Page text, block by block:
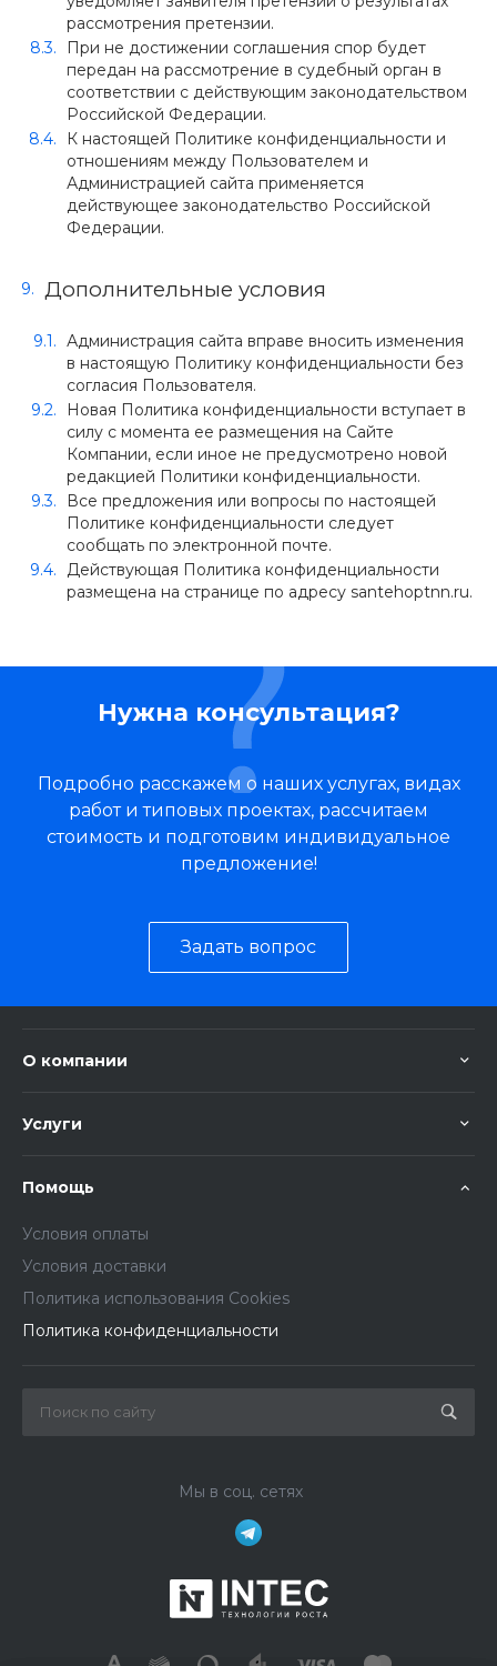
рассмотрения претензии.
При не достижении соглашения спор будет
передан на рассмотрение в судебный орган в
соответствии с действующим законодательством
Российской Федерации.
К настоящей Политике конфиденциальности и
отношениям между Пользователем и
Администрацией сайта применяется
действующее законодательство Российской
Федерации.
Дополнительные условия
Администрация сайта вправе вносить изменения
в настоящую Политику конфиденциальности без
согласия Пользователя.
Новая Политика конфиденциальности вступает в
силу с момента ее размещения на Сайте
Компании, если иное не предусмотрено новой
редакцией Политики конфиденциальности.
Все предложения или вопросы по настоящей
Политике конфиденциальности следует
сообщать по электронной почте.
Действующая Политика конфиденциальности
размещена на странице по адресу santehoptnn.ru.
Нужна консультация?
Подробно расскажем о наших услугах, видах
работ и типовых проектах, рассчитаем
стоимость и подготовим индивидуальное
предложение!
Задать вопрос
О компании
Услуги
Помощь
Условия оплаты
Условия доставки
Политика использования Cookies
Политика конфиденциальности
Мы в соц. сетях